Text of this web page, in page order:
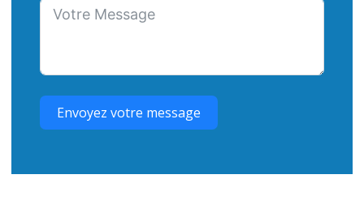
Envoyez votre message